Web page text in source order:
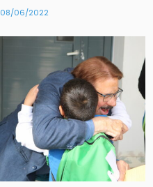
08/06/2022
Posted